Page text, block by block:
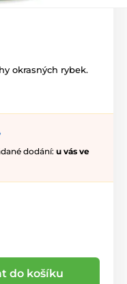
okrasných rybek.
dodání: u vás ve
do košíku